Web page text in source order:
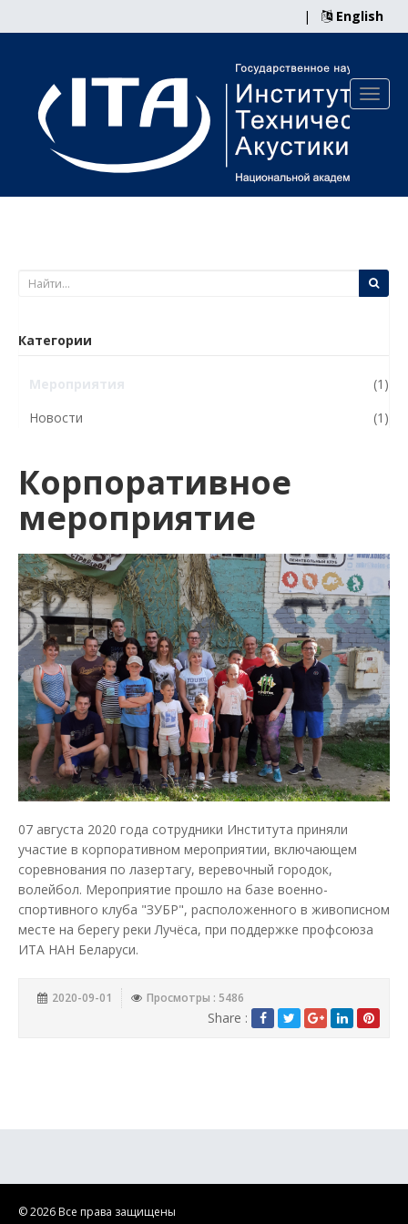
| English
Категории
Мероприятия
(1)
Новости
(1)
Корпоративное
мероприятие
07 августа 2020 года сотрудники Института приняли
участие в корпоративном мероприятии, включающем
соревнования по лазертагу, веревочный городок,
волейбол. Мероприятие прошло на базе военно-
спортивного клуба "ЗУБР", расположенного в живописном
месте на берегу реки Лучёса, при поддержке профсоюза
ИТА НАН Беларуси.
2020-09-01 Просмотры : 5486
Share :
© 2026 Все права защищены